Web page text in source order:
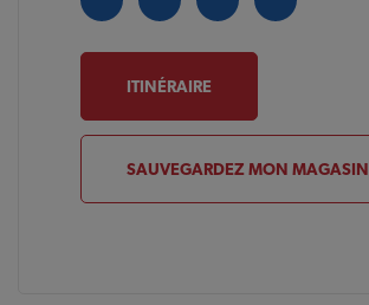
ITINÉRAIRE
SAUVEGARDEZ MON MAGASIN